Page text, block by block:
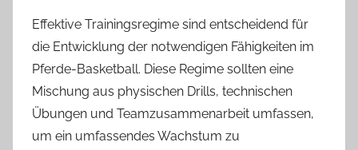
Effektive Trainingsregime sind entscheidend für
die Entwicklung der notwendigen Fähigkeiten im
Pferde-Basketball. Diese Regime sollten eine
Mischung aus physischen Drills, technischen
Übungen und Teamzusammenarbeit umfassen,
um ein umfassendes Wachstum zu